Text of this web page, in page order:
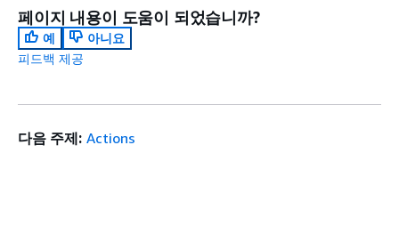
페이지 내용이 도움이 되었습니까?
예
아니요
피드백 제공
다음 주제: Actions